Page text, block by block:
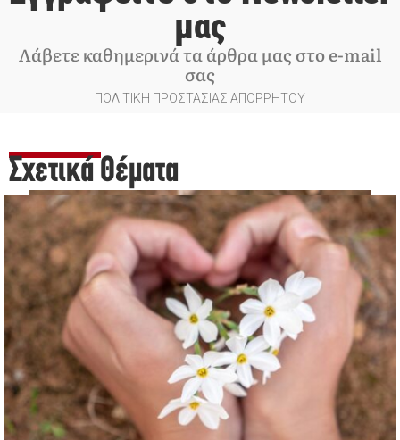
μας
Λάβετε καθημερινά τα άρθρα μας στο e-mail
σας
ΠΟΛΙΤΙΚΗ ΠΡΟΣΤΑΣΙΑΣ ΑΠΟΡΡΗΤΟΥ
Σχετικά Θέματα